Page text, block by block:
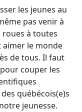
les jeunes au
pas venir à
à toutes
le monde
de tous. Il faut
couper les
québécois(e)s
jeunesse.